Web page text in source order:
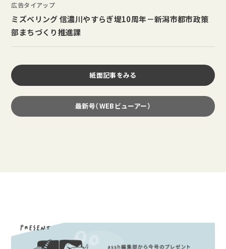
広告タイアップ
ミズベリング 信濃川やすらぎ堤10周年－新潟市都市政策
部まちづくり推進課
紙面記事をみる
最新号（WEBビューアー）